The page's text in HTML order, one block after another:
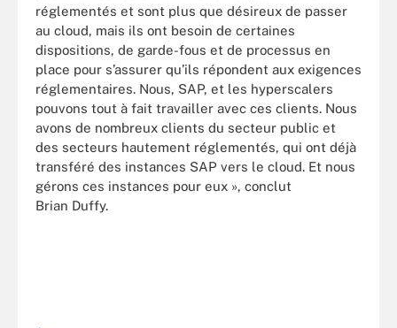
réglementés et sont plus que désireux de passer
au cloud, mais ils ont besoin de certaines
dispositions, de garde-fous et de processus en
place pour s’assurer qu’ils répondent aux exigences
réglementaires. Nous, SAP, et les hyperscalers
pouvons tout à fait travailler avec ces clients. Nous
avons de nombreux clients du secteur public et
des secteurs hautement réglementés, qui ont déjà
transféré des instances SAP vers le cloud. Et nous
gérons ces instances pour eux », conclut
Brian Duffy.